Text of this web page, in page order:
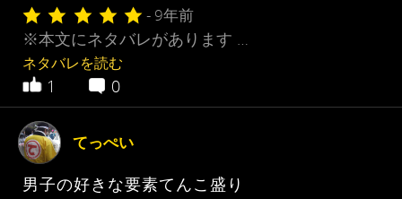
- 9年前
※本文にネタバレがあります …
ネタバレを読む
1 0
てっぺい
男子の好きな要素てんこ盛り